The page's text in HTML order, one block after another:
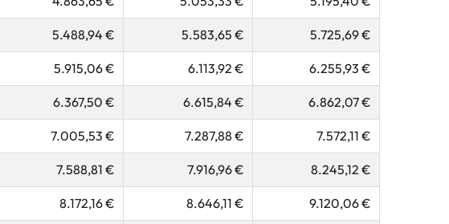
5.488,94 € 5.583,65 € 5.725,69 €
5.915,06 € 6.113,92 € 6.255,93 €
6.367,50 € 6.615,84 € 6.862,07 €
7.005,53 € 7.287,88 € 7.572,11 €
7.588,81 € 7.916,96 € 8.245,12 €
8.172,16 € 8.646,11 € 9.120,06 €